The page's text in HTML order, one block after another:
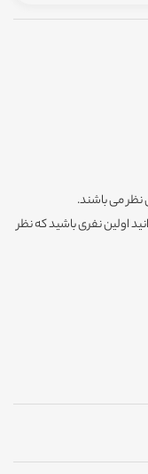
نظر می باشند.
اولین نفری باشید که نظر